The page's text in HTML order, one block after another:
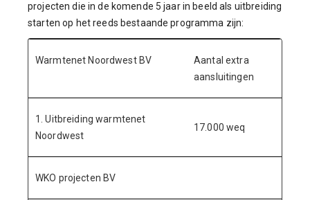
projecten die in de komende 5 jaar in beeld als uitbreiding
starten op het reeds bestaande programma zijn:
Warmtenet Noordwest BV
Aantal extra
aansluitingen
1. Uitbreiding warmtenet
Noordwest
17.000 weq
WKO projecten BV